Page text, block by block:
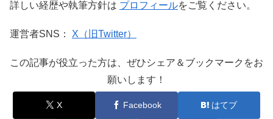
詳しい経歴や執筆方針は プロフィールをご覧ください。
運営者SNS： X（旧Twitter）
この記事が役立った方は、ぜひシェア＆ブックマークをお
願いします！
X Facebook はてブ